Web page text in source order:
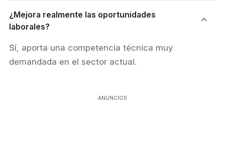
¿Mejora realmente las oportunidades
laborales?
Sí, aporta una competencia técnica muy
demandada en el sector actual.
ANUNCIOS